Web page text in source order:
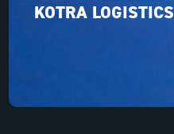
KOTRA LOGISTICS